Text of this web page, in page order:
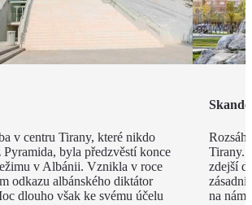
v centru Tirany, které nikdo
Pyramida, byla předzvěstí konce
v Albánii. Vznikla v roce
odkazu albánského diktátor
dlouho však ke svému účelu
Tirany.
zdejší
na